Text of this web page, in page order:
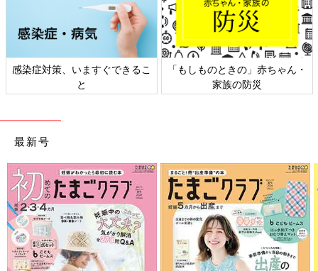
日本外来小児科学会リーフレッ
ト検討会
六星占術 細木かおりさんの人生
相談
最新号